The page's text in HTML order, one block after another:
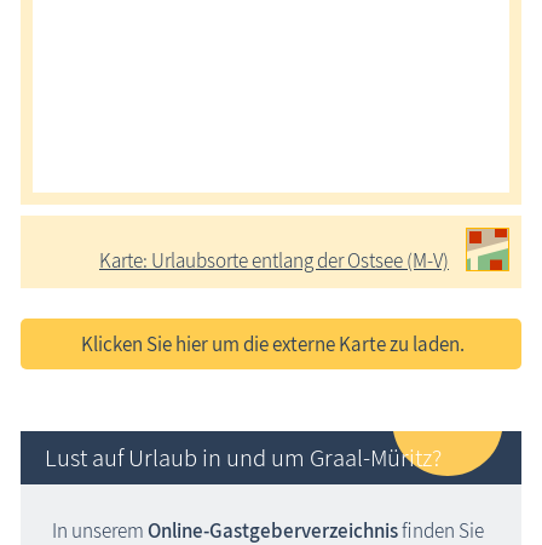
Karte: Urlaubsorte entlang der Ostsee (M-V)
Klicken Sie hier um die externe Karte zu laden.
Lust auf Urlaub in und um Graal-Müritz?
In unserem Online-Gastgeber­verzeichnisfinden Sie